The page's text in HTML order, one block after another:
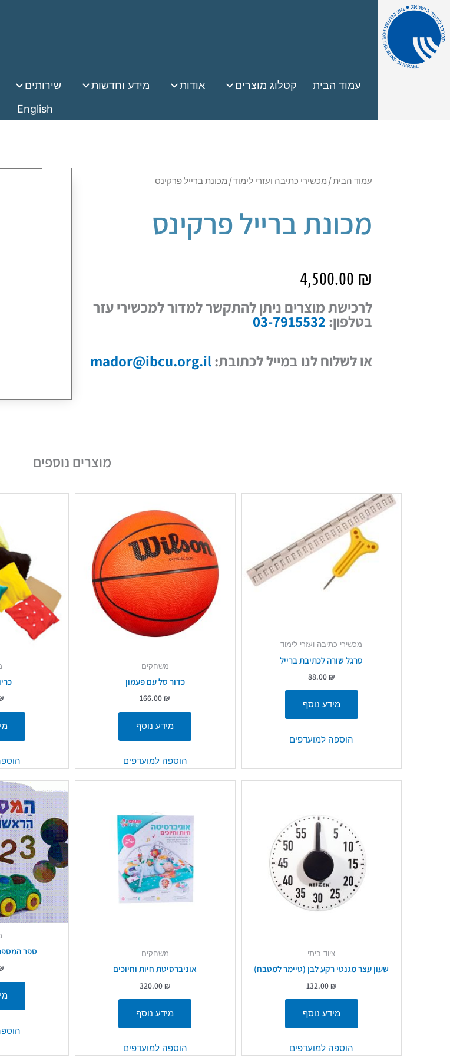
עמוד הבית קטלוג מוצרים אודות מידע וחדשות שירותים
English
עמוד הבית/ מכשירי כתיבה ועזרי לימוד/ מכונת ברייל פרקינס
מכונת ברייל פרקינס
4,500.00 ₪
לרכישת מוצרים ניתן להתקשר למדור למכשירי עזר
בטלפון: 03-7915532
או לשלוח לנו במייל לכתובת:mador@ibcu.org.il
מוצרים נוספים
מכשירי כתיבה ועזרי לימוד
סרגל שורה לכתיבת ברייל
88.00 ₪
מידע נוסף
הוספה למועדפים
משחקים
כדור סל עם פעמון
166.00 ₪
מידע נוסף
הוספה למועדפים
ציוד ביתי
שעון עצר מגנטי רקע לבן (טיימר למטבח)
132.00 ₪
מידע נוסף
הוספה למועדפים
משחקים
אוניברסיטת חיות וחיוכים
320.00 ₪
מידע נוסף
הוספה למועדפים
ספר